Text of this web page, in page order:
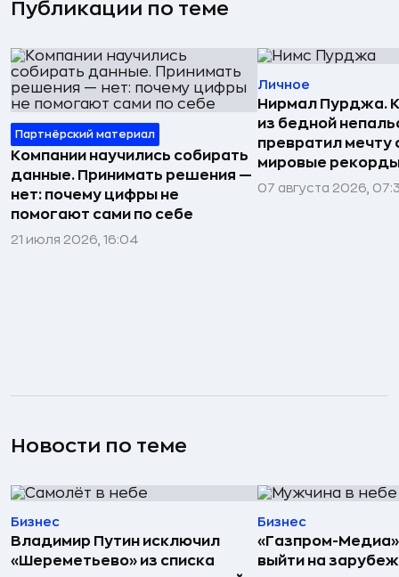
Публикации по теме
Партнёрский материал
Компании научились собирать
данные. Принимать решения —
нет: почему цифры не
помогают сами по себе
21 июля 2026, 16:04
Личное
Нирмал Пурджа.
из бедной
превратил мечту
мировые рекорды
07 августа 2026,
Новости по теме
Бизнес
Владимир Путин исключил
«Шереметьево» из списка
Бизнес
«Газпром-Медиа»
выйти на